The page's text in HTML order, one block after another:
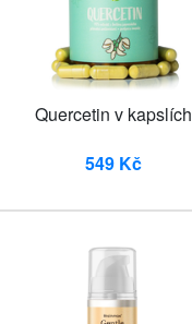
Quercetin v kapslích
549 Kč